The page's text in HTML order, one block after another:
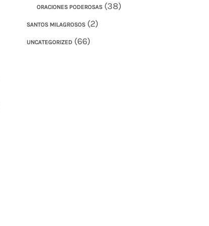
ORACIONES PODEROSAS(38)
SANTOS MILAGROSOS(2)
UNCATEGORIZED(66)